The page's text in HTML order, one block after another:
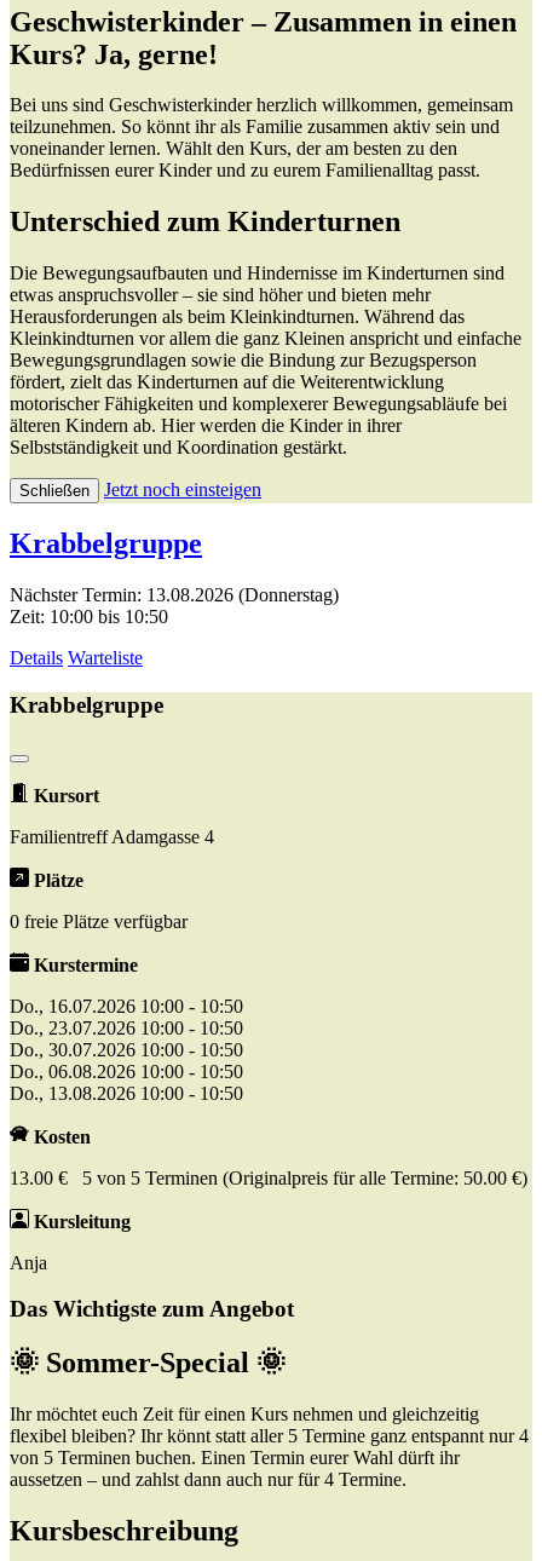
Geschwisterkinder – Zusammen in einen
Kurs? Ja, gerne!
Bei uns sind Geschwisterkinder herzlich willkommen, gemeinsam
teilzunehmen. So könnt ihr als Familie zusammen aktiv sein und
voneinander lernen. Wählt den Kurs, der am besten zu den
Bedürfnissen eurer Kinder und zu eurem Familienalltag passt.
Unterschied zum Kinderturnen
Die Bewegungsaufbauten und Hindernisse im Kinderturnen sind
etwas anspruchsvoller – sie sind höher und bieten mehr
Herausforderungen als beim Kleinkindturnen. Während das
Kleinkindturnen vor allem die ganz Kleinen anspricht und einfache
Bewegungsgrundlagen sowie die Bindung zur Bezugsperson
fördert, zielt das Kinderturnen auf die Weiterentwicklung
motorischer Fähigkeiten und komplexerer Bewegungsabläufe bei
älteren Kindern ab. Hier werden die Kinder in ihrer
Selbstständigkeit und Koordination gestärkt.
Schließen Jetzt noch einsteigen
Krabbelgruppe
Nächster Termin: 13.08.2026 (Donnerstag)
Zeit: 10:00 bis 10:50
Details Warteliste
Krabbelgruppe
Kursort
Familientreff Adamgasse 4
Plätze
0 freie Plätze verfügbar
Kurstermine
Do., 16.07.2026 10:00 - 10:50
Do., 23.07.2026 10:00 - 10:50
Do., 30.07.2026 10:00 - 10:50
Do., 06.08.2026 10:00 - 10:50
Do., 13.08.2026 10:00 - 10:50
Kosten
13.00 € 5 von 5 Terminen (Originalpreis für alle Termine: 50.00 €)
Kursleitung
Anja
Das Wichtigste zum Angebot
🌞 Sommer-Special 🌞
Ihr möchtet euch Zeit für einen Kurs nehmen und gleichzeitig
flexibel bleiben? Ihr könnt statt aller 5 Termine ganz entspannt nur 4
von 5 Terminen buchen. Einen Termin eurer Wahl dürft ihr
aussetzen – und zahlst dann auch nur für 4 Termine.
Kursbeschreibung